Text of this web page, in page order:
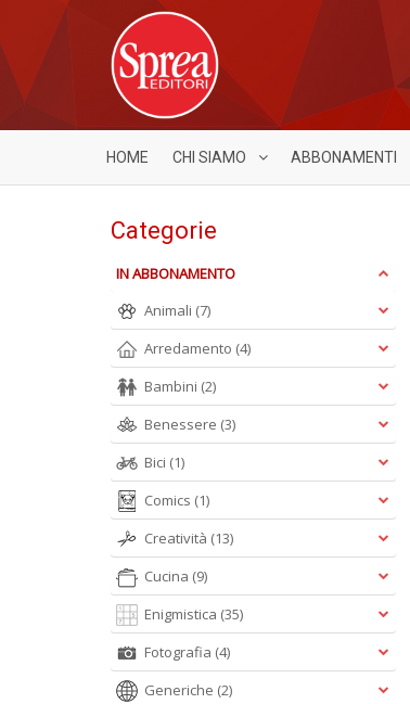
HOME CHI SIAMO ABBONAMENTI
Categorie
IN ABBONAMENTO
Animali (7)
Arredamento (4)
Bambini (2)
Benessere (3)
Bici (1)
Comics (1)
Creatività (13)
Cucina (9)
Enigmistica (35)
Fotografia (4)
Generiche (2)